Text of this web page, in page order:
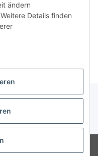
ändern
Details finden